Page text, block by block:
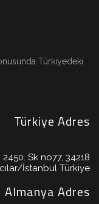
Türkiyedeki
Türkiye Adres
Sk no77, 34218
İstanbul Türkiye
Almanya Adres